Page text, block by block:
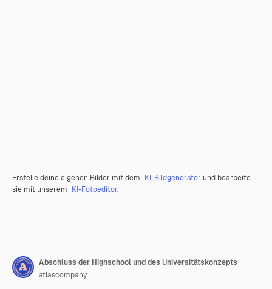
Erstelle deine eigenen Bilder mit dem KI-Bildgenerator und bearbeite
sie mit unserem KI-Fotoeditor.
Abschluss der Highschool und des Universitätskonzepts
atlascompany